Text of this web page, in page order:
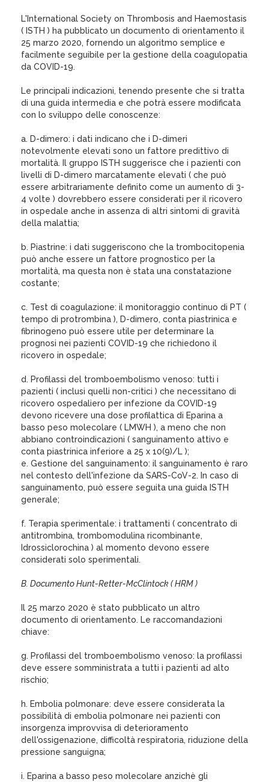
L'International Society on Thrombosis and Haemostasis
( ISTH ) ha pubblicato un documento di orientamento il
25 marzo 2020, fornendo un algoritmo semplice e
facilmente seguibile per la gestione della coagulopatia
da COVID-19.
Le principali indicazioni, tenendo presente che si tratta
di una guida intermedia e che potrà essere modificata
con lo sviluppo delle conoscenze:
a. D-dimero: i dati indicano che i D-dimeri
notevolmente elevati sono un fattore predittivo di
mortalità. Il gruppo ISTH suggerisce che i pazienti con
livelli di D-dimero marcatamente elevati ( che può
essere arbitrariamente definito come un aumento di 3-
4 volte ) dovrebbero essere considerati per il ricovero
in ospedale anche in assenza di altri sintomi di gravità
della malattia;
b. Piastrine: i dati suggeriscono che la trombocitopenia
può anche essere un fattore prognostico per la
mortalità, ma questa non è stata una constatazione
costante;
c. Test di coagulazione: il monitoraggio continuo di PT (
tempo di protrombina ), D-dimero, conta piastrinica e
fibrinogeno può essere utile per determinare la
prognosi nei pazienti COVID-19 che richiedono il
ricovero in ospedale;
d. Profilassi del tromboembolismo venoso: tutti i
pazienti ( inclusi quelli non-critici ) che necessitano di
ricovero ospedaliero per infezione da COVID-19
devono ricevere una dose profilattica di Eparina a
basso peso molecolare ( LMWH ), a meno che non
abbiano controindicazioni ( sanguinamento attivo e
conta piastrinica inferiore a 25 x 10(9)/L );
e. Gestione del sanguinamento: il sanguinamento è raro
nel contesto dell'infezione da SARS-CoV-2. In caso di
sanguinamento, può essere seguita una guida ISTH
generale;
f. Terapia sperimentale: i trattamenti ( concentrato di
antitrombina, trombomodulina ricombinante,
Idrossiclorochina ) al momento devono essere
considerati solo sperimentali.
B. Documento Hunt-Retter-McClintock ( HRM )
Il 25 marzo 2020 è stato pubblicato un altro
documento di orientamento. Le raccomandazioni
chiave:
g. Profilassi del tromboembolismo venoso: la profilassi
deve essere somministrata a tutti i pazienti ad alto
rischio;
h. Embolia polmonare: deve essere considerata la
possibilità di embolia polmonare nei pazienti con
insorgenza improvvisa di deterioramento
dell'ossigenazione, difficoltà respiratoria, riduzione della
pressione sanguigna;
i. Eparina a basso peso molecolare anzichè gli